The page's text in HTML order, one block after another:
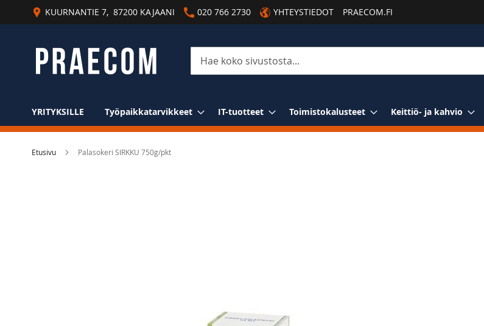
Skip
to
KUURNANTIE 7, 87200 KAJAANI 020 766 2730 YHTEYSTIEDOT PRAECOM.FI
Haku
YRITYKSILLE Työpaikkatarvikkeet IT-tuotteet Toimistokalusteet Keittiö- ja kahvio
Etusivu Palasokeri SIRKKU 750g/pkt